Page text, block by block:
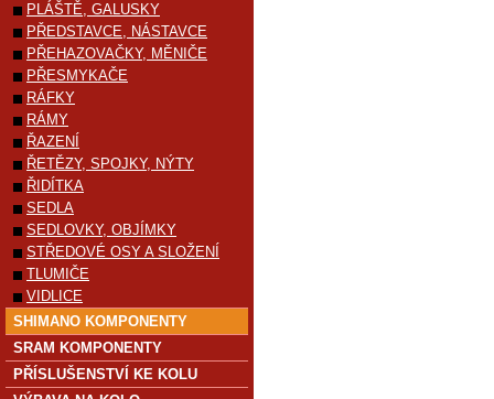
PLÁŠTĚ, GALUSKY
PŘEDSTAVCE, NÁSTAVCE
PŘEHAZOVAČKY, MĚNIČE
PŘESMYKAČE
RÁFKY
RÁMY
ŘAZENÍ
ŘETĚZY, SPOJKY, NÝTY
ŘIDÍTKA
SEDLA
SEDLOVKY, OBJÍMKY
STŘEDOVÉ OSY A SLOŽENÍ
TLUMIČE
VIDLICE
SHIMANO KOMPONENTY
SRAM KOMPONENTY
PŘÍSLUŠENSTVÍ KE KOLU